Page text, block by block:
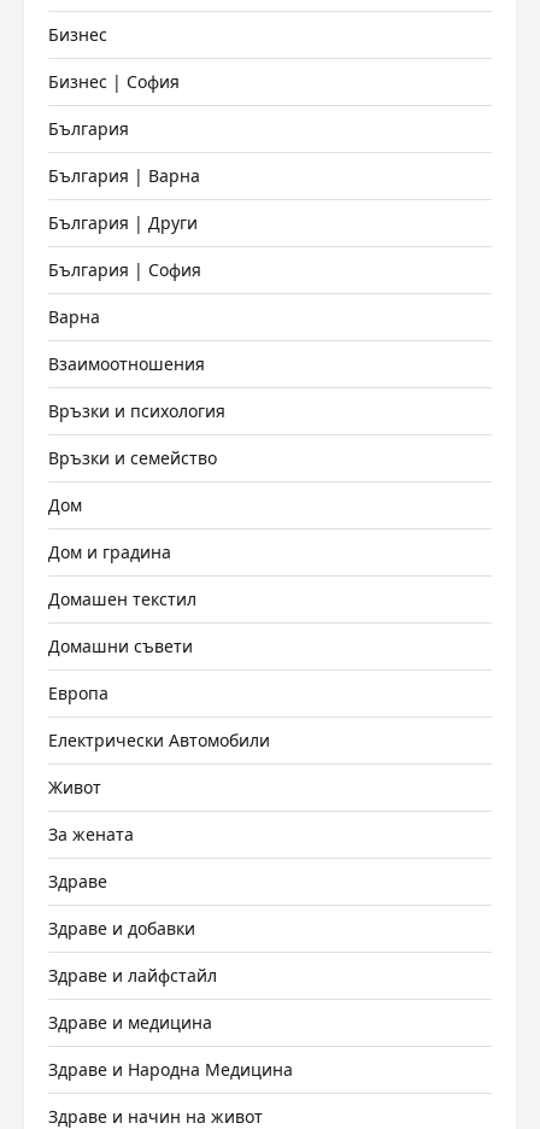
Бизнес
Бизнес | София
България
България | Варна
България | Други
България | София
Варна
Взаимоотношения
Връзки и психология
Връзки и семейство
Дом
Дом и градина
Домашен текстил
Домашни съвети
Европа
Електрически Автомобили
Живот
За жената
Здраве
Здраве и добавки
Здраве и лайфстайл
Здраве и медицина
Здраве и Народна Медицина
Здраве и начин на живот